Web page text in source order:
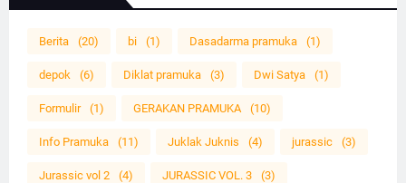
Berita (20) bi (1) Dasadarma pramuka (1)
depok (6) Diklat pramuka (3) Dwi Satya (1)
Formulir (1) GERAKAN PRAMUKA (10)
Info Pramuka (11) Juklak Juknis (4) jurassic (3)
Jurassic vol 2 (4) JURASSIC VOL. 3 (3)